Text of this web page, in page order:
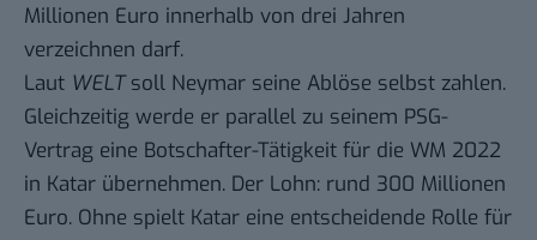
Millionen Euro innerhalb von drei Jahren
verzeichnen darf.
Laut WELT soll Neymar seine Ablöse selbst zahlen.
Gleichzeitig werde er parallel zu seinem PSG-
Vertrag eine Botschafter-Tätigkeit für die WM 2022
in Katar übernehmen. Der Lohn: rund 300 Millionen
Euro. Ohne spielt Katar eine entscheidende Rolle für